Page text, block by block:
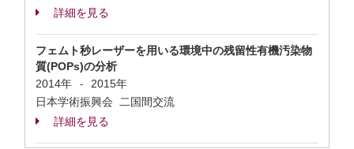
詳細を見る
フェムト秒レーザーを用いる環境中の残留性有機汚染物
質(POPs)の分析
2014年
-
2015年
日本学術振興会 二国間交流
詳細を見る